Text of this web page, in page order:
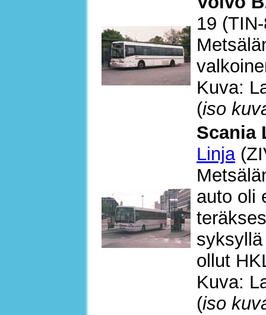
19
Kuva:
(iso
Scania
Linja
auto oli
ollut
Kuva:
(iso